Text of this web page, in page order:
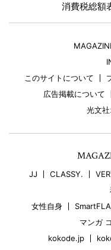
消費税総額
このサイトについて
広告掲載について
光文
JJ CLASSY.
女性自身
マンガ
kokode.jp